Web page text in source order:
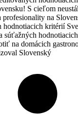
S cieľom
profesionality na
hodnotiacich kritérií
súťažných
na domácich
Slovenský